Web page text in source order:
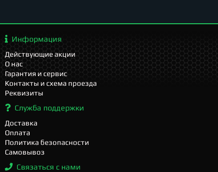
Информация
Действующие акции
О нас
Гарантия и сервис
Контакты и схема проезда
Реквизиты
Служба поддержки
Доставка
Оплата
Политика безопасности
Самовывоз
Связаться с нами